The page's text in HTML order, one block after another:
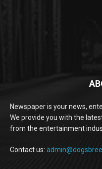
Newspaper is your news,
We provide you with the
from the entertainment
Contact us: